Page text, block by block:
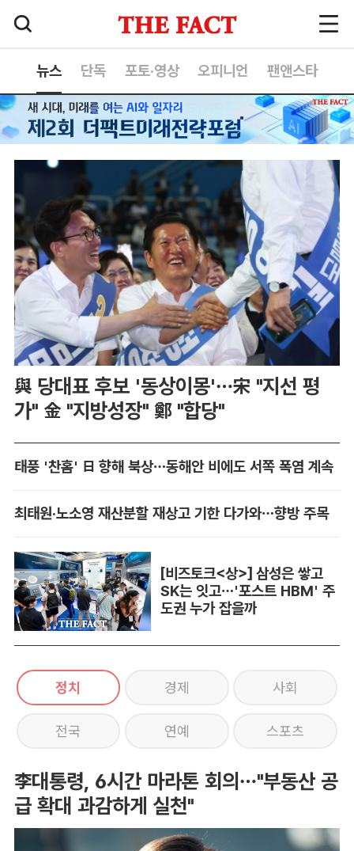
뉴스 단독 포토·영상 오피니언 팬앤스타
與 당대표 후보 '동상이몽'…宋 "지선 평
가" 金 "지방성장" 鄭 "합당"
태풍 '찬홈' 日 향해 북상…동해안 비에도 서쪽 폭염 계속
최태원·노소영 재산분할 재상고 기한 다가와…향방 주목
[비즈토크<상>] 삼성은 쌓고
SK는 잇고…'포스트 HBM' 주
도권 누가 잡을까
정치 경제 사회
전국 연예 스포츠
李대통령, 6시간 마라톤 회의…"부동산 공
급 확대 과감하게 실천"